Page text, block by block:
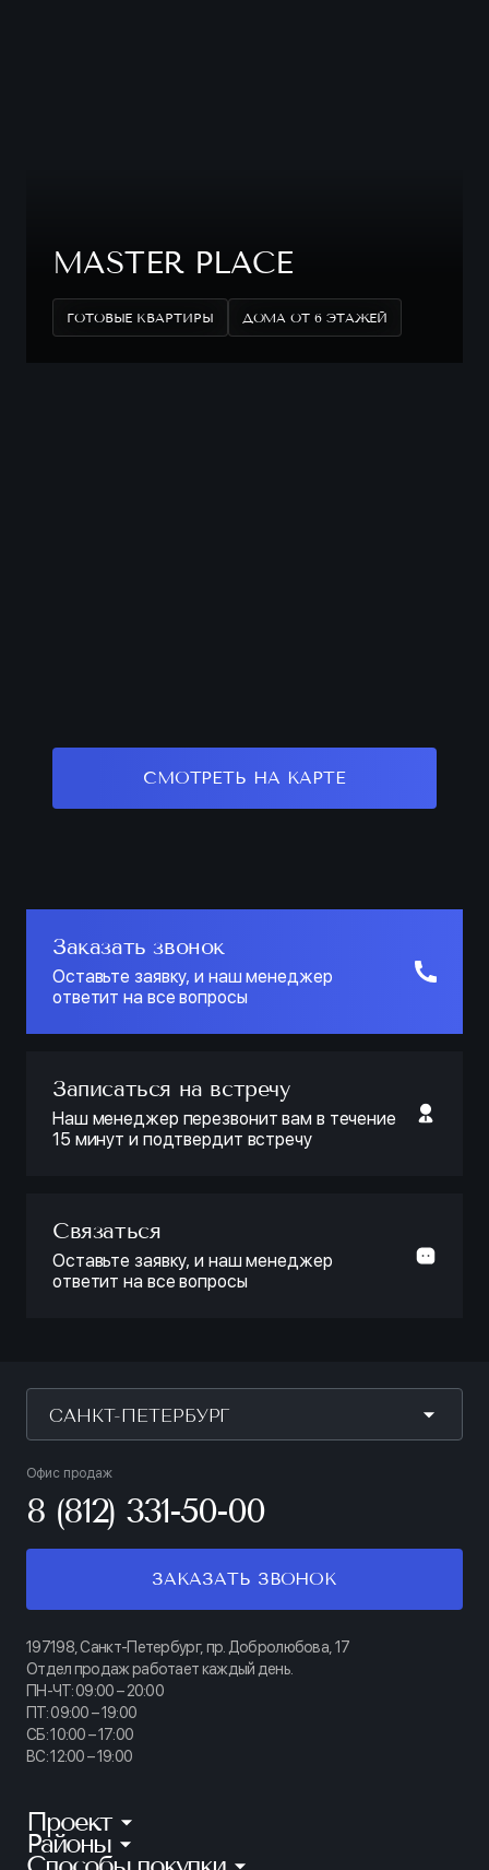
MASTER PLACE
ГОТОВЫЕ КВАРТИРЫ ДОМА ОТ 6 ЭТАЖЕЙ
СМОТРЕТЬ НА КАРТЕ
Заказать звонок
Оставьте заявку, и наш менеджер
ответит на все вопросы
Записаться на встречу
Наш менеджер перезвонит вам в течение
15 минут и подтвердит встречу
Связаться
Оставьте заявку, и наш менеджер
ответит на все вопросы
САНКТ-ПЕТЕРБУРГ
Офис продаж
8 (812) 331-50-00
ЗАКАЗАТЬ ЗВОНОК
197198, Санкт-Петербург, пр. Добролюбова, 17
Отдел продаж работает каждый день.
ПН-ЧТ: 09:00 – 20:00
ПТ: 09:00 – 19:00
СБ: 10:00 – 17:00
ВС: 12:00 – 19:00
Проект
КИНОПАРК
Районы
Калининский